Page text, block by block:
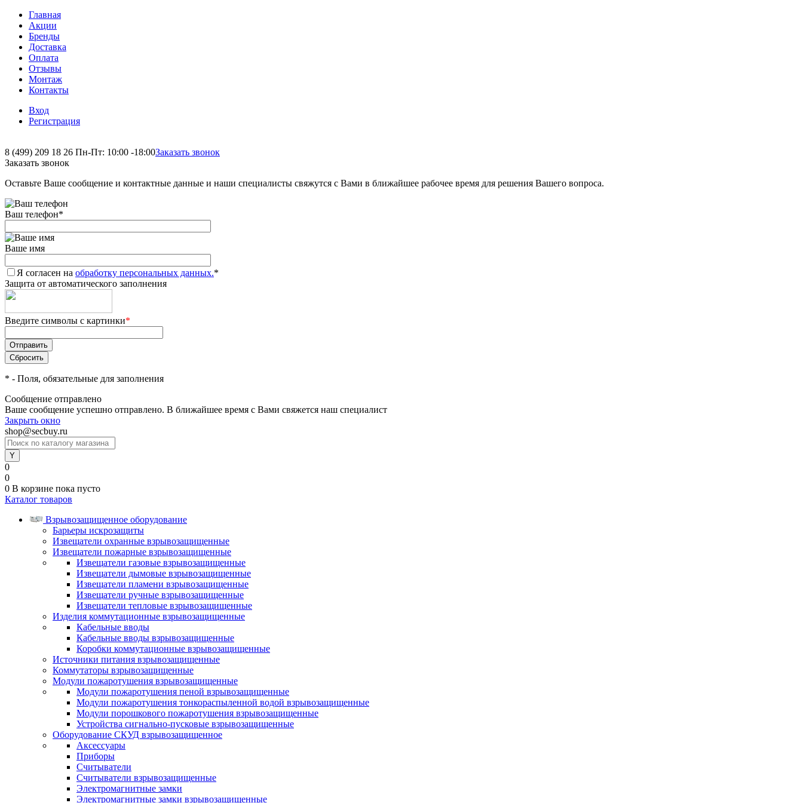
Главная
Акции
Бренды
Доставка
Оплата
Отзывы
Монтаж
Контакты
Вход
Регистрация
8 (499) 209 18 26 Пн-Пт: 10:00 -18:00Заказать звонок
Заказать звонок
Оставьте Ваше сообщение и контактные данные и наши специалисты свяжутся с Вами в ближайшее рабочее время для решения Вашего вопроса.
Ваш телефон*
Ваше имя
Я согласен на обработку персональных данных.*
Защита от автоматического заполнения
Введите символы с картинки*
* - Поля, обязательные для заполнения
Сообщение отправлено
Ваше сообщение успешно отправлено. В ближайшее время с Вами свяжется наш специалист
Закрыть окно
shop@secbuy.ru
0
0
0 В корзине пока пусто
Каталог товаров
Взрывозащищенное оборудование
Барьеры искрозащиты
Извещатели охранные взрывозащищенные
Извещатели пожарные взрывозащищенные
Извещатели газовые взрывозащищенные
Извещатели дымовые взрывозащищенные
Извещатели пламени взрывозащищенные
Извещатели ручные взрывозащищенные
Извещатели тепловые взрывозащищенные
Изделия коммутационные взрывозащищенные
Кабельные вводы
Кабельные вводы взрывозащищенные
Коробки коммутационные взрывозащищенные
Источники питания взрывозащищенные
Коммутаторы взрывозащищенные
Модули пожаротушения взрывозащищенные
Модули пожаротушения пеной взрывозащищенные
Модули пожаротушения тонкораспыленной водой взрывозащищенные
Модули порошкового пожаротушения взрывозащищенные
Устройства сигнально-пусковые взрывозащищенные
Оборудование СКУД взрывозащищенное
Аксессуары
Приборы
Считыватели
Считыватели взрывозащищенные
Электромагнитные замки
Электромагнитные замки взрывозащищенные